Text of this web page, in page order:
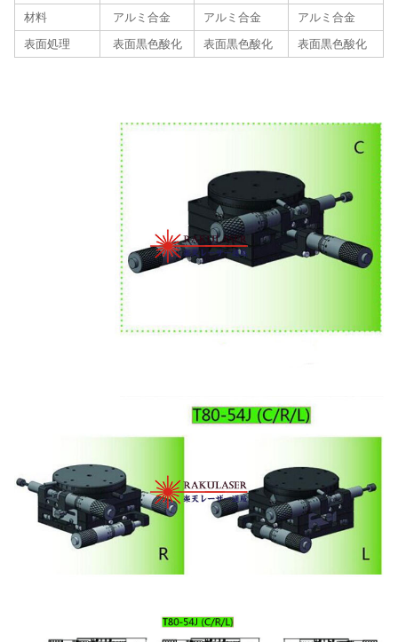
材料 アルミ合金 アルミ合金
アルミ合金
表面処理
表面黒色酸化 表面黒色酸化 表面黒色酸化